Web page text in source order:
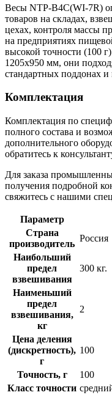
Весы NTP-B4C(WI-7R)
товаров на складах,
цехах, контроля массы
на предприятиях
высокой точности (100
1205х950 мм, они
стандартных поддонах и
Комплектация
Комплектация по
полного состава и
дополнительного
обратитесь к
Для заказа
получения подробной
свяжитесь с нашими
Параметр
Страна
производитель
Россия
Наибольший
предел
взвешивания
300 кг.
Наименьший
предел
взвешивания,
кг
2
Цена деления
(дискретность),
г
100
Точность, г
100
Класс точности